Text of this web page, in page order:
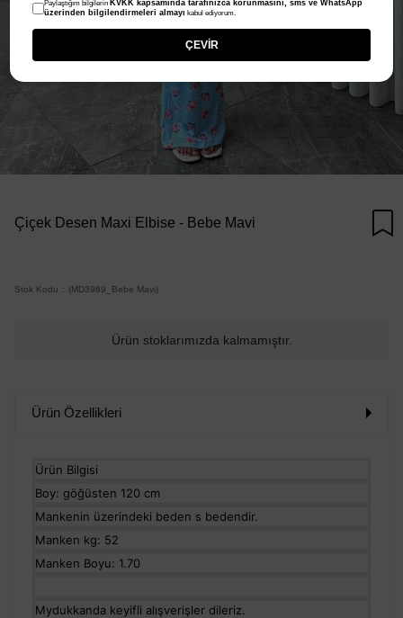
Çiçek Desen Maxi Elbise - Bebe Mavi
Stok Kodu (MD3989_Bebe Mavi)
Ürün stoklarımızda kalmamıştır.
Ürün Özellikleri
Ürün Bilgisi
Boy: göğüsten 120 cm
Mankenin üzerindeki beden s bedendir.
Manken kg: 52
Manken Boyu: 1.70
Mydukkanda keyifli alışverişler dileriz.
Paylaştığım bilgilerin KVKK kapsamında tarafınızca korunmasını, sms ve WhatsApp
üzerinden bilgilendirmeleri almayı kabul ediyorum.
ÇEVİR